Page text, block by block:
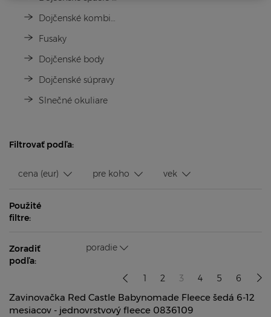
Dojčenské kombinézy
Fusaky
Dojčenské body
Dojčenské súpravy
Slnečné okuliare
Filtrovať podľa:
Použité
filtre:
Zoradiť
podľa:
poradie
1 2 3 4 5 6
Zavinovačka Red Castle Babynomade Fleece šedá 6-12
mesiacov - jednovrstvový fleece 0836109